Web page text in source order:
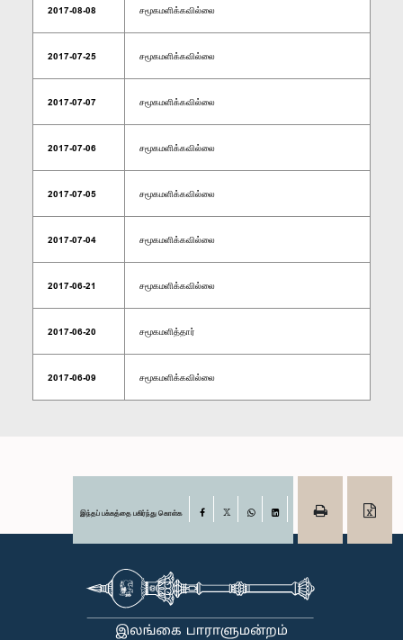
2017-08-08 சமூகமளிக்கவில்லை
2017-07-25 சமூகமளிக்கவில்லை
2017-07-07 சமூகமளிக்கவில்லை
2017-07-06 சமூகமளிக்கவில்லை
2017-07-05 சமூகமளிக்கவில்லை
2017-07-04 சமூகமளிக்கவில்லை
2017-06-21 சமூகமளிக்கவில்லை
2017-06-20 சமூகமளித்தார்
2017-06-09 சமூகமளிக்கவில்லை
இந்தப் பக்கத்தை பகிர்ந்து கொள்க Facebook